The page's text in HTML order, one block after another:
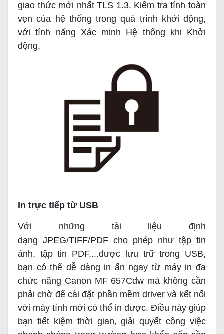
giao thức mới nhất TLS 1.3. Kiểm tra tính toàn
vẹn của hệ thống trong quá trình khởi động,
với tính năng Xác minh Hệ thống khi Khởi
động.
In trực tiếp từ USB
Với những tài liệu định
dạng JPEG/TIFF/PDF cho phép như tập tin
ảnh, tập tin PDF,...được lưu trữ trong USB,
bạn có thể dễ dàng in ấn ngay từ máy in đa
chức năng Canon MF 657Cdw mà không cần
phải chờ để cài đặt phần mềm driver và kết nối
với máy tính mới có thể in được. Điều này giúp
bạn tiết kiệm thời gian, giải quyết công việc